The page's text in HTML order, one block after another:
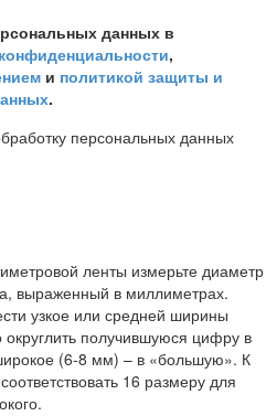
данных в
,
и политикой защиты и
.
персональных данных
ленты измерьте диаметр
выраженный в миллиметрах.
узкое или средней ширины
получившуюся цифру в
(6-8 мм) – в «большую». К
16 размеру для